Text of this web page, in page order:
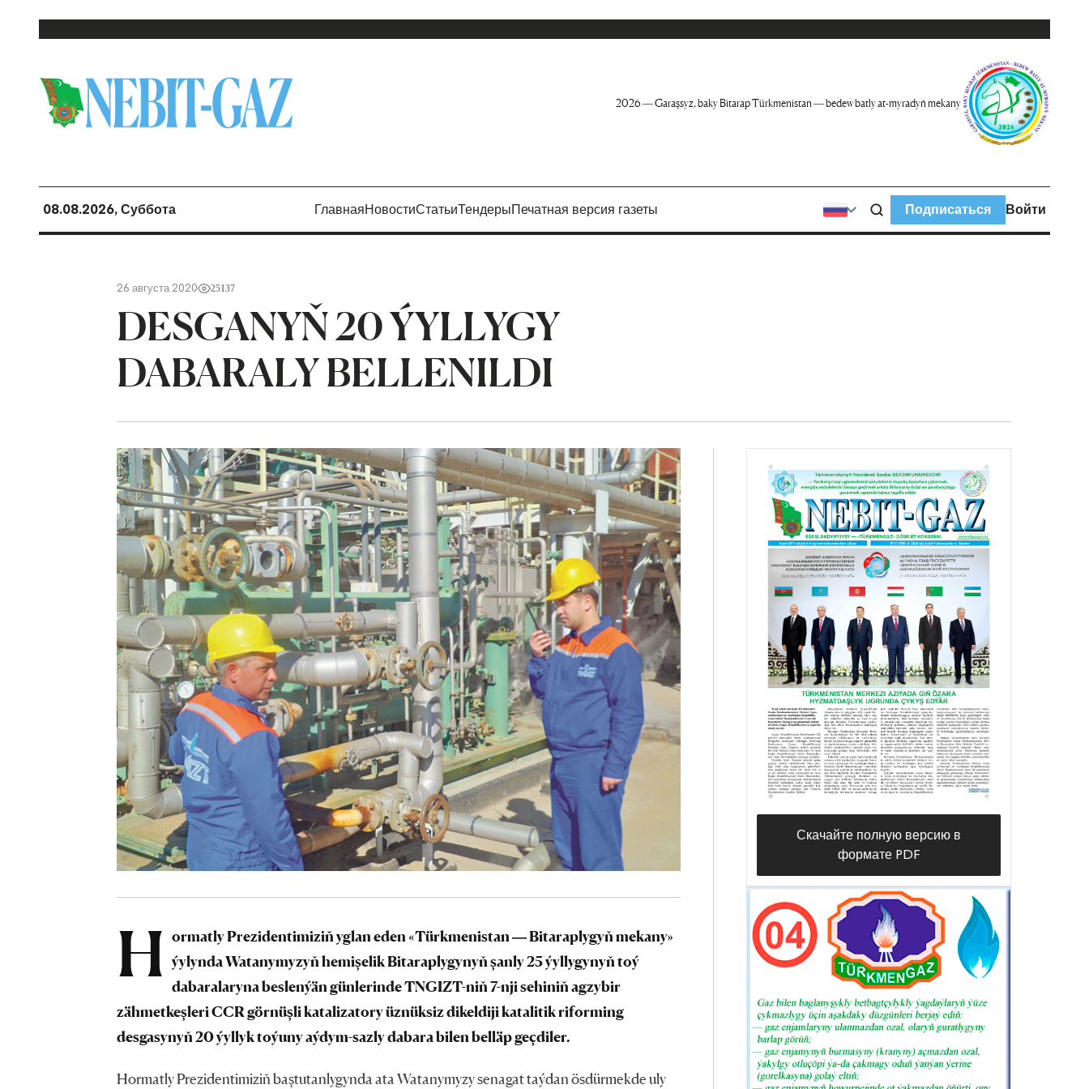
2026 — Garaşsyz, baky Bitarap Türkmenistan — bedew batly at-myradyň mekany
08.08.2026, Суббота ГлавнаяНовостиСтатьиТендерыПечатная версия газеты Подписаться Войти
26 августа 2020 25137
DESGANYŇ 20 ÝYLLYGY
DABARALY BELLENILDI
H ormatly Prezidentimiziň yglan eden «Türkmenistan — Bitaraplygyň mekany»
ýylynda Watanymyzyň hemişelik Bitaraplygynyň şanly 25 ýyllygynyň toý
dabaralaryna beslenýän günlerinde TNGIZT-niň 7-nji sehiniň agzybir
zähmetkeşleri CCR görnüşli katalizatory üznüksiz dikeldiji katalitik riforming
desgasynyň 20 ýyllyk toýuny aýdym-sazly dabara bilen belläp geçdiler.
Hormatly Prezidentimiziň baştutanlygynda ata Watanymyzy senagat taýdan ösdürmekde uly
Скачайте полную версию в
формате PDF